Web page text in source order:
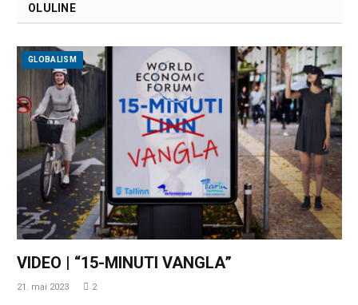
OLULINE
GLOBALISM
VIDEO | “15-MINUTI VANGLA”
21. mai 2023 2